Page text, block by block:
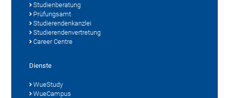
Studienberatung
Prüfungsamt
Studierendenkanzlei
Studierendenvertretung
Career Centre
Dienste
WueStudy
WueCampus